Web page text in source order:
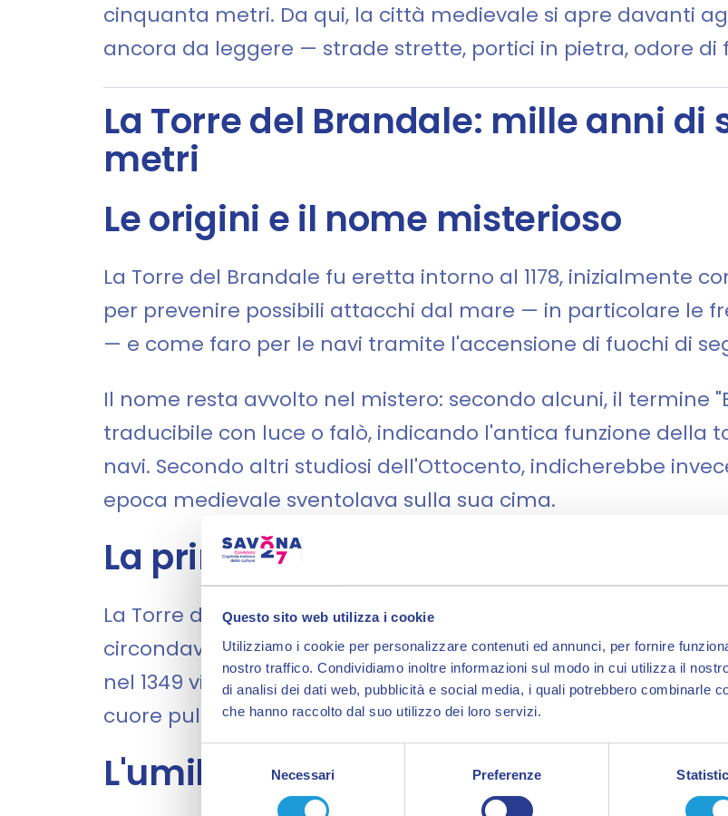
Questo sito web utilizza i cookie
Utilizziamo i cookie per personalizzare contenuti ed annunci, per fornire
nostro traffico. Condividiamo inoltre informazioni sul modo in cui utilizza il
di analisi dei dati web, pubblicità e social media, i quali potrebbero combinarle
che hanno raccolto dal suo utilizzo dei loro servizi.
Necessari Preferenze
cinquanta metri. Da qui, la città medievale si apre davanti
ancora da leggere — strade strette, portici in pietra, odore di
La Torre del Brandale: mille anni
metri
Le origini e il nome misterioso
La Torre del Brandale fu eretta intorno al 1178, inizialmente
per prevenire possibili attacchi dal mare — in particolare le
— e come faro per le navi tramite l'accensione di fuochi di
Il nome resta avvolto nel mistero: secondo alcuni, il termine
traducibile con luce o falò, indicando l'antica funzione della
navi. Secondo altri studiosi dell'Ottocento, indicherebbe
epoca medievale sventolava sulla sua cima.
La principale delle cinquanta torri
La Torre del Brandale era la principale delle cinquanta torri
circondavano la città di Savona. Acquistata dal Comune nel
nel 1349 vi fu installata la prima campana per chiamare il
cuore pulsante della democrazia comunale medievale
L'umiliazione genovese e la